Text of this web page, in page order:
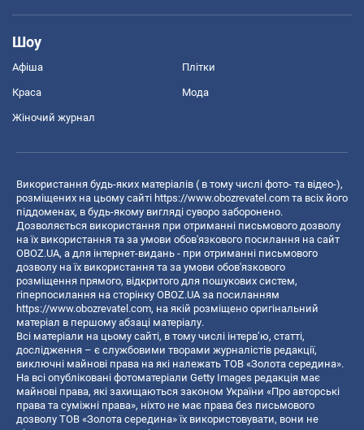
Шоу
Афіша Плітки
Краса Мода
Жіночий журнал
Використання будь-яких матеріалів ( в тому числі фото- та відео-),
розміщених на цьому сайті https://www.obozrevatel.com та всіх його
піддоменах, в будь-якому вигляді суворо заборонено.
Дозволяється використання при отриманні письмового дозволу
на їх використання та за умови обов'язкового посилання на сайт
OBOZ.UA, а для інтернет-видань - при отриманні письмового
дозволу на їх використання та за умови обов'язкового
розміщення прямого, відкритого для пошукових систем,
гіперпосилання на сторінку OBOZ.UA за посиланням
https://www.obozrevatel.com, на якій розміщено оригінальний
матеріал в першому абзаці матеріалу.
Всі матеріали на цьому сайті, в тому числі інтерв’ю, статті,
дослідження – є службовими творами журналістів редакції,
виключні майнові права на які належать ТОВ «Золота середина».
На всі опубліковані фотоматеріали Getty Images редакція має
майнові права, які захищаються законом України «Про авторські
права та суміжні права», ніхто не має права без письмового
дозволу ТОВ «Золота середина» їх використовувати, вони не